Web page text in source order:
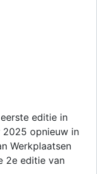
editie in
opnieuw in
Werkplaatsen
2e editie van